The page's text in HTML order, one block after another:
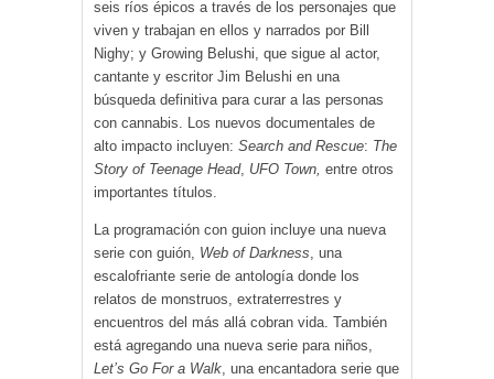
seis ríos épicos a través de los personajes que
viven y trabajan en ellos y narrados por Bill
Nighy; y Growing Belushi, que sigue al actor,
cantante y escritor Jim Belushi en una
búsqueda definitiva para curar a las personas
con cannabis. Los nuevos documentales de
alto impacto incluyen: Search and Rescue: The
Story of Teenage Head, UFO Town, entre otros
importantes títulos.
La programación con guion incluye una nueva
serie con guión, Web of Darkness, una
escalofriante serie de antología donde los
relatos de monstruos, extraterrestres y
encuentros del más allá cobran vida. También
está agregando una nueva serie para niños,
Let’s Go For a Walk, una encantadora serie que